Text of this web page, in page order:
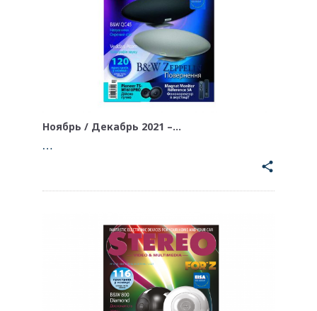
Ноябрь / Декабрь 2021 –…
…
share